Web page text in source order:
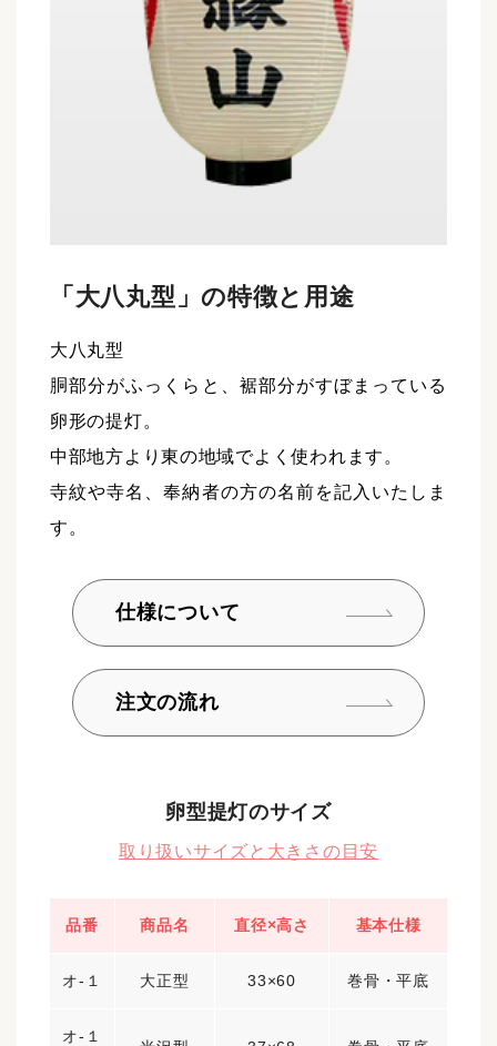
「大八丸型」の特徴と用途
大八丸型
胴部分がふっくらと、裾部分がすぼまっている
卵形の提灯。
中部地方より東の地域でよく使われます。
寺紋や寺名、奉納者の方の名前を記入いたしま
す。
仕様について
注文の流れ
卵型提灯のサイズ
取り扱いサイズと大きさの目安
品番 商品名 直径×高さ 基本仕様
オ-１ 大正型 33×60 巻骨・平底
オ-１